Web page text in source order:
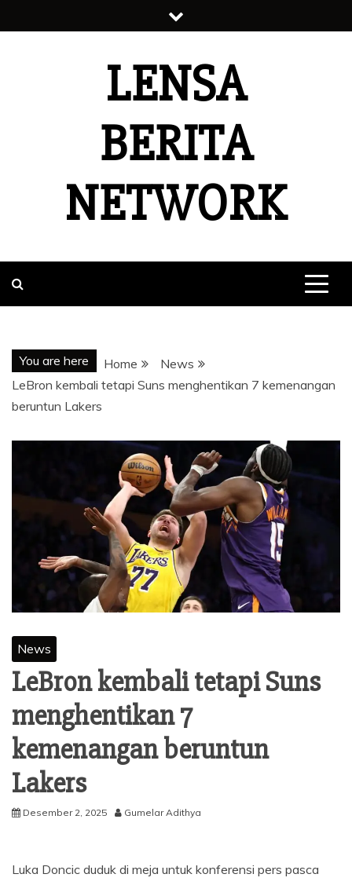
to
LENSA
BERITA
NETWORK
You are here Home
News
LeBron kembali tetapi Suns menghentikan 7 kemenangan
beruntun Lakers
News
LeBron kembali tetapi Suns
menghentikan 7
kemenangan beruntun
Lakers
Desember 2, 2025 Gumelar Adithya
Luka Doncic duduk di meja untuk konferensi pers pasca